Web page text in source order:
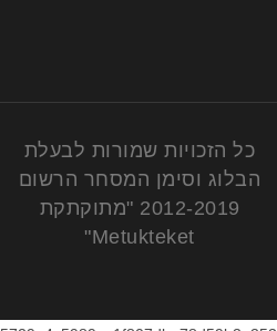
כל הזכויות שמורות לבעלת
הבלוג וסימן המסחר הרשום
2012-2019 "מתוקתקת
Metukteket"